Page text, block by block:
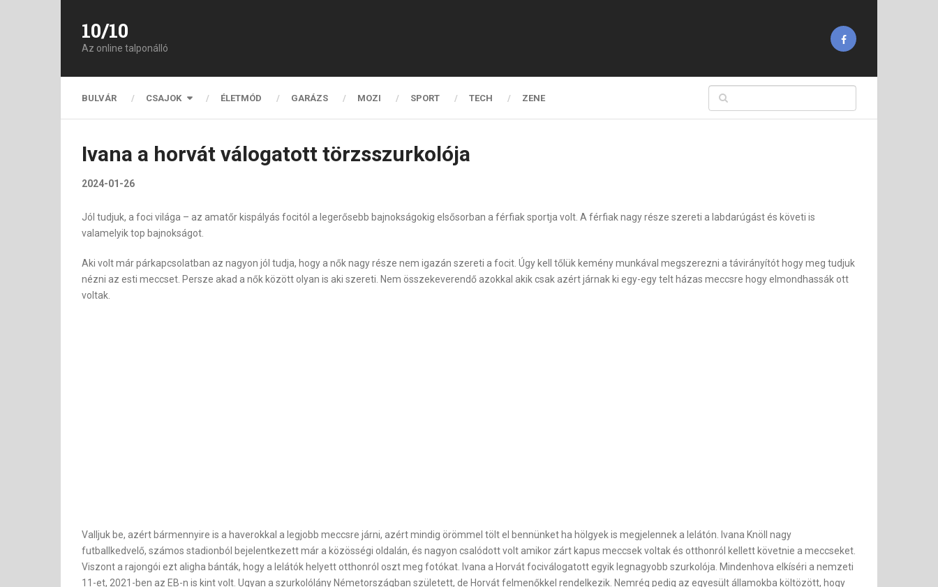
10/10
Az online talponálló
BULVÁR CSAJOK ÉLETMÓD GARÁZS MOZI SPORT TECH ZENE
Ivana a horvát válogatott törzsszurkolója
2024-01-26
Jól tudjuk, a foci világa – az amatőr kispályás focitól a legerősebb bajnokságokig elsősorban a férfiak sportja volt. A férfiak nagy része szereti a labdarúgást és követi is
valamelyik top bajnokságot.
Aki volt már párkapcsolatban az nagyon jól tudja, hogy a nők nagy része nem igazán szereti a focit. Úgy kell tőlük kemény munkával megszerezni a távirányítót hogy meg tudjuk
nézni az esti meccset. Persze akad a nők között olyan is aki szereti. Nem összekeverendő azokkal akik csak azért járnak ki egy-egy telt házas meccsre hogy elmondhassák ott
voltak.
Valljuk be, azért bármennyire is a haverokkal a legjobb meccsre járni, azért mindig örömmel tölt el bennünket ha hölgyek is megjelennek a lelátón. Ivana Knöll nagy
futballkedvelő, számos stadionból bejelentkezett már a közösségi oldalán, és nagyon csalódott volt amikor zárt kapus meccsek voltak és otthonról kellett követnie a meccseket.
Viszont a rajongói ezt aligha bánták, hogy a lelátók helyett otthonról oszt meg fotókat. Ivana a Horvát fociválogatott egyik legnagyobb szurkolója. Mindenhova elkíséri a nemzeti
11-et, 2021-ben az EB-n is kint volt. Ugyan a szurkolólány Németországban született, de Horvát felmenőkkel rendelkezik. Nemrég pedig az egyesült államokba költözött, hogy